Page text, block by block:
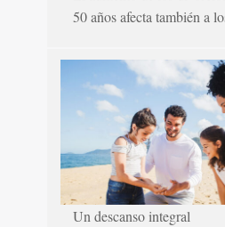
50 años afecta también a
Un descanso integral